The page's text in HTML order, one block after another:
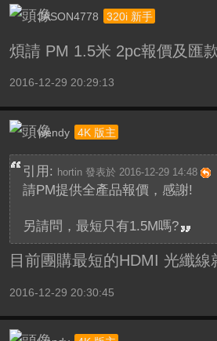
JASON4778 320i 新手
煩請 PM 1.5米 2pc報價及匯
2016-12-29 20:29:13
wendy 4K 版主
引用: hortin 發表於 2016-12-29 14:48
請PM提供全產品報價，感謝!
另請問，最短只有1.5M嗎?
目前團購最短的HDMI 光纖線
2016-12-29 20:30:45